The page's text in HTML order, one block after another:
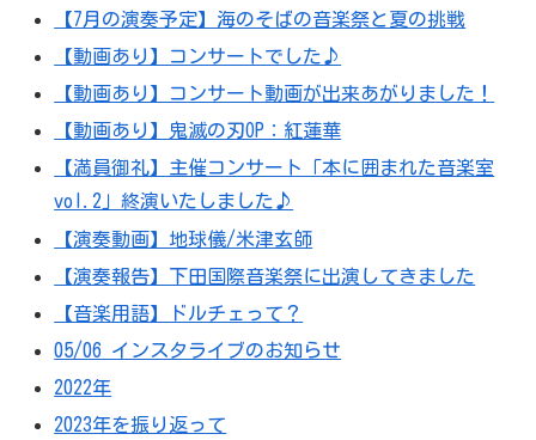
【7月の演奏予定】海のそばの音楽祭と夏の挑戦
【動画あり】コンサートでした♪
【動画あり】コンサート動画が出来あがりました！
【動画あり】鬼滅の刃OP：紅蓮華
【満員御礼】主催コンサート「本に囲まれた音楽室
vol.2」終演いたしました♪
【演奏動画】地球儀/米津玄師
【演奏報告】下田国際音楽祭に出演してきました
【音楽用語】ドルチェって？
05/06 インスタライブのお知らせ
2022年
2023年を振り返って